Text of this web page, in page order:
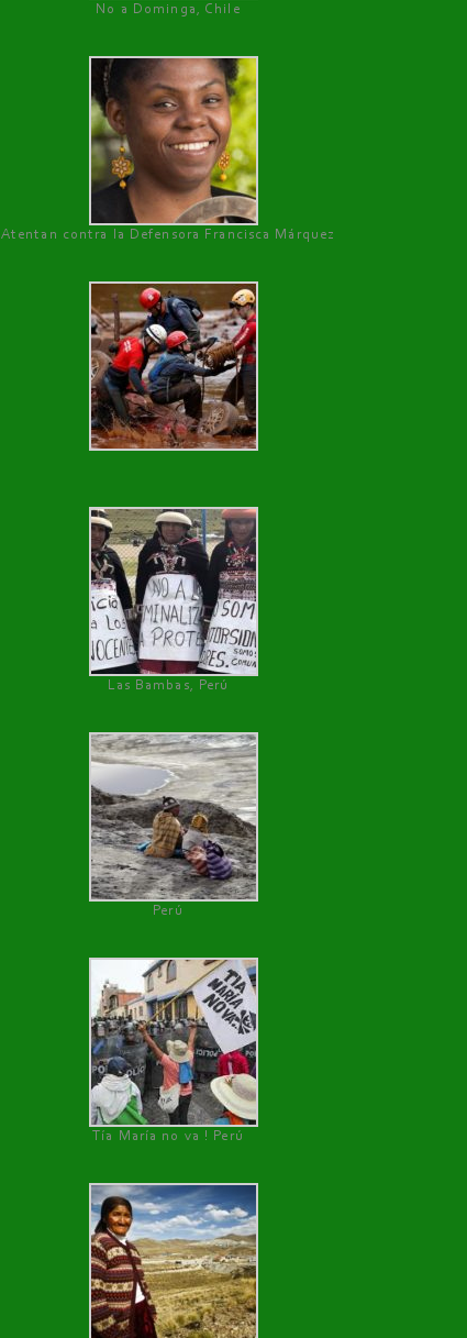
No a Dominga, Chile
Atentan contra la Defensora Francisca Márquez
Las Bambas, Perú
Perú
Tía María no va ! Perú